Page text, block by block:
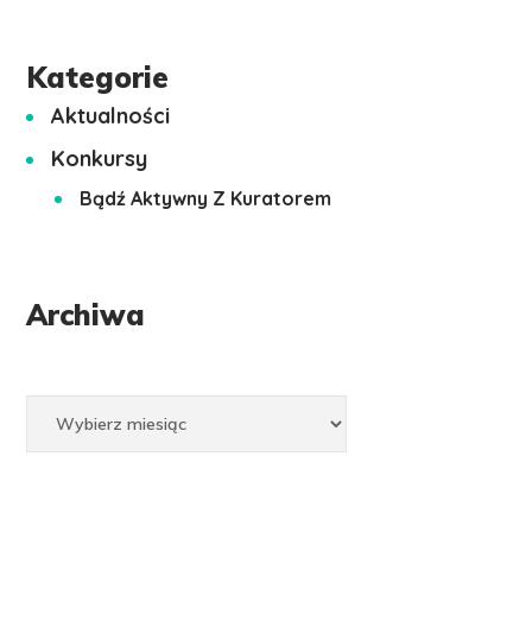
Kategorie
Aktualności
Konkursy
Bądź Aktywny Z Kuratorem
Archiwa
Archiwa